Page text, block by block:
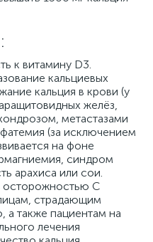
к витамину D3.
кальциевых
кальция в крови (у
желёз,
метастазами
(за исключением
на фоне
синдром
арахиса или сои.
осторожностью С
страдающим
а также пациентам на
лечения